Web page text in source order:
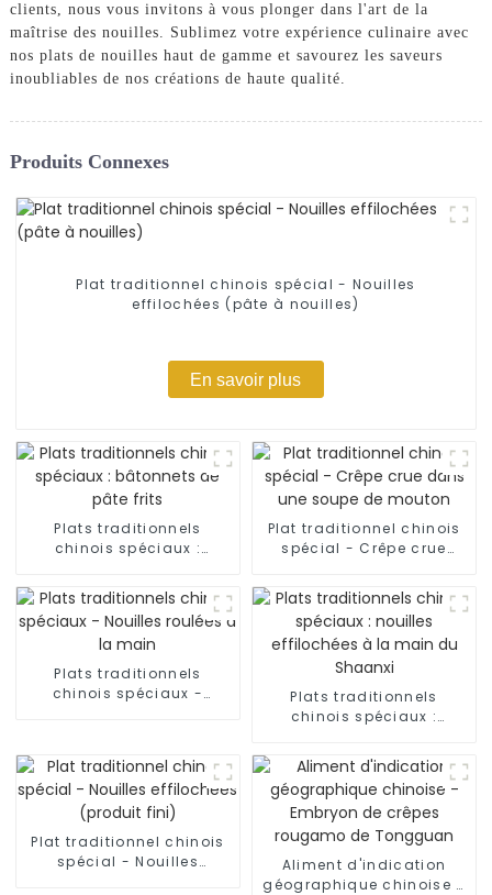
clients, nous vous invitons à vous plonger dans l'art de la
maîtrise des nouilles. Sublimez votre expérience culinaire avec
nos plats de nouilles haut de gamme et savourez les saveurs
inoubliables de nos créations de haute qualité.
Produits Connexes
Plat traditionnel chinois spécial - Nouilles
effilochées (pâte à nouilles)
En savoir plus
Plats traditionnels
chinois spéciaux :
Plat traditionnel chinois
spécial - Crêpe crue
mouton
Plats traditionnels
chinois spéciaux -
Plats traditionnels
chinois spéciaux :
main du Shaanxi
Plat traditionnel chinois
spécial - Nouilles
Aliment d'indication
géographique chinoise -